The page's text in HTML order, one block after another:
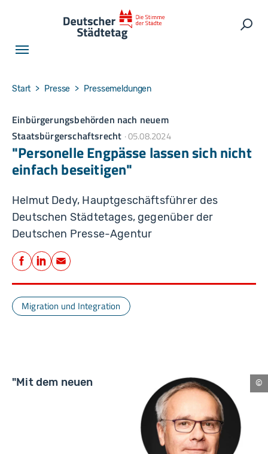
You are here:
Start Presse Pressemeldungen
Einbürgerungsbehörden nach neuem
Staatsbürgerschaftsrecht 05.08.2024
"Personelle Engpässe lassen sich nicht
einfach beseitigen"
Helmut Dedy, Hauptgeschäftsführer des
Deutschen Städtetages, gegenüber der
Deutschen Presse-Agentur
Teilen
Facebook
LinkedIn
E-Mail
Migration und Integration
"Mit dem neuen